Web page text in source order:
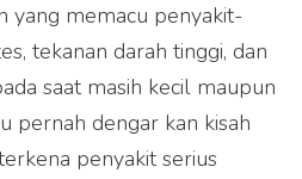
yang memacu penyakit-
tekanan darah tinggi, dan
saat masih kecil maupun
pernah dengar kan kisah
penyakit serius